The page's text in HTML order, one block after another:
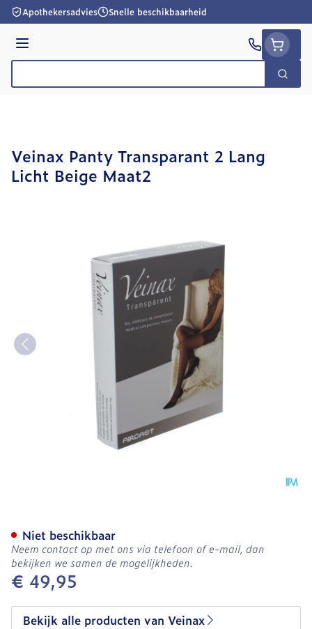
Ga naar de inhoud
Apothekersadvies Snelle beschikbaarheid
Menu
Zoek
Veinax Panty Transparant 2 Lang
Licht Beige Maat2
€ 49,95
Niet beschikbaar
Neem contact op met ons via telefoon of e-mail, dan
bekijken we samen de mogelijkheden.
Bekijk alle producten van Veinax